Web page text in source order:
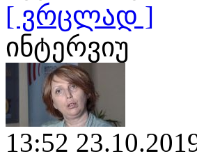
[ ვრცლად ]
ინტერვიუ
13:52